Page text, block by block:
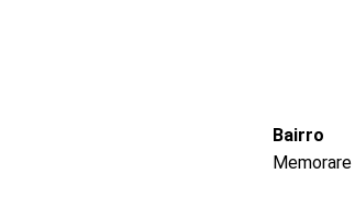
Bairro
Memorare